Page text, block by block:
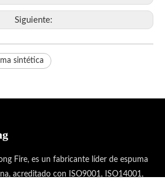
Siguiente:
sintética
Fire, es un fabricante líder de espuma
acreditado con ISO9001, ISO14001,